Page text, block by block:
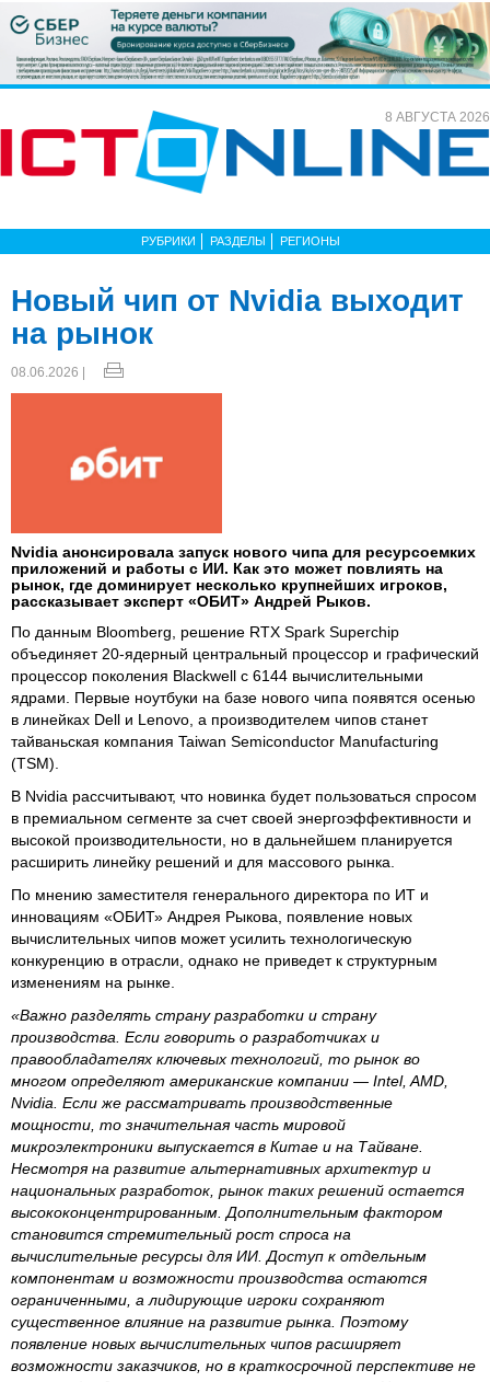
8 АВГУСТА 2026
РУБРИКИ РАЗДЕЛЫ РЕГИОНЫ
Новый чип от Nvidia выходит
на рынок
08.06.2026 |
Nvidia анонсировала запуск нового чипа для ресурсоемких
приложений и работы с ИИ. Как это может повлиять на
рынок, где доминирует несколько крупнейших игроков,
рассказывает эксперт «ОБИТ» Андрей Рыков.
По данным Bloomberg, решение RTX Spark Superchip
объединяет 20-ядерный центральный процессор и графический
процессор поколения Blackwell с 6144 вычислительными
ядрами. Первые ноутбуки на базе нового чипа появятся осенью
в линейках Dell и Lenovo, а производителем чипов станет
тайваньская компания Taiwan Semiconductor Manufacturing
(TSM).
В Nvidia рассчитывают, что новинка будет пользоваться спросом
в премиальном сегменте за счет своей энергоэффективности и
высокой производительности, но в дальнейшем планируется
расширить линейку решений и для массового рынка.
По мнению заместителя генерального директора по ИТ и
инновациям «ОБИТ» Андрея Рыкова, появление новых
вычислительных чипов может усилить технологическую
конкуренцию в отрасли, однако не приведет к структурным
изменениям на рынке.
«Важно разделять страну разработки и страну
производства. Если говорить о разработчиках и
правообладателях ключевых технологий, то рынок во
многом определяют американские компании — Intel, AMD,
Nvidia. Если же рассматривать производственные
мощности, то значительная часть мировой
микроэлектроники выпускается в Китае и на Тайване.
Несмотря на развитие альтернативных архитектур и
национальных разработок, рынок таких решений остается
высококонцентрированным. Дополнительным фактором
становится стремительный рост спроса на
вычислительные ресурсы для ИИ. Доступ к отдельным
компонентам и возможности производства остаются
ограниченными, а лидирующие игроки сохраняют
существенное влияние на развитие рынка. Поэтому
появление новых вычислительных чипов расширяет
возможности заказчиков, но в краткосрочной перспективе не